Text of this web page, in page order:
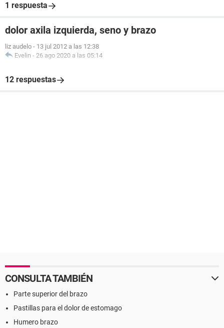
1 respuesta
dolor axila izquierda, seno y brazo
liz audelo - 13 jul 2012 a las 12:38
Evelin - 26 ago 2020 a las 05:14
12 respuestas
CONSULTA TAMBIÉN
Parte superior del brazo
Pastillas para el dolor de estomago
Humero brazo